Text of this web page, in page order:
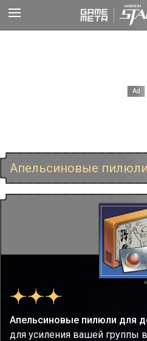
Апельсиновые
Апельсиновые пилюли для
для усиления вашей группы